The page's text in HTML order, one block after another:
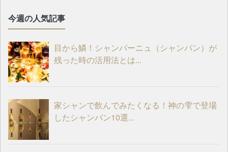
今週の人気記事
目から鱗！シャンパーニュ（シャンパン）が
残った時の活用法とは...
家シャンで飲んでみたくなる！神の雫で登場
したシャンパン10選...